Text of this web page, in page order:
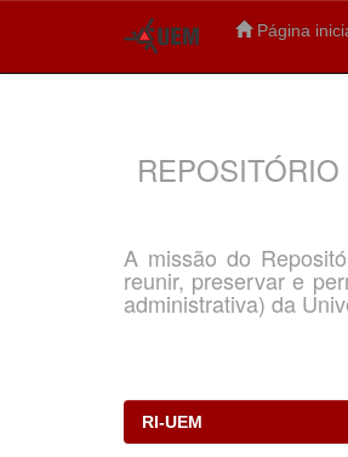
Página
A missão do
reunir, preservar e
administrativa) da
RI-UEM